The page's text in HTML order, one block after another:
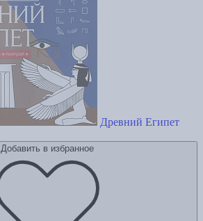
Древний Египет
Добавить в избранное